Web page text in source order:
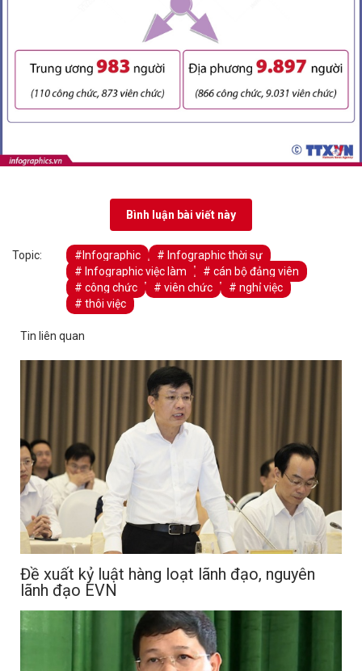
Bình luận bài viết này
Topic: #Infographic
# Infographic thời sự
# Infographic việc làm
# cán bộ đảng viên
# công chức
# viên chức
# nghỉ việc
# thôi việc
Tin liên quan
Đề xuất kỷ luật hàng loạt lãnh đạo, nguyên
lãnh đạo EVN